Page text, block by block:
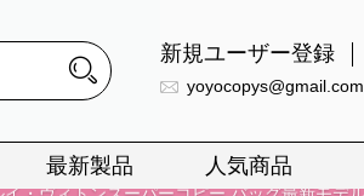
新規ユーザー登録
yoyocopys@gmail.com
最新製品 人気商品